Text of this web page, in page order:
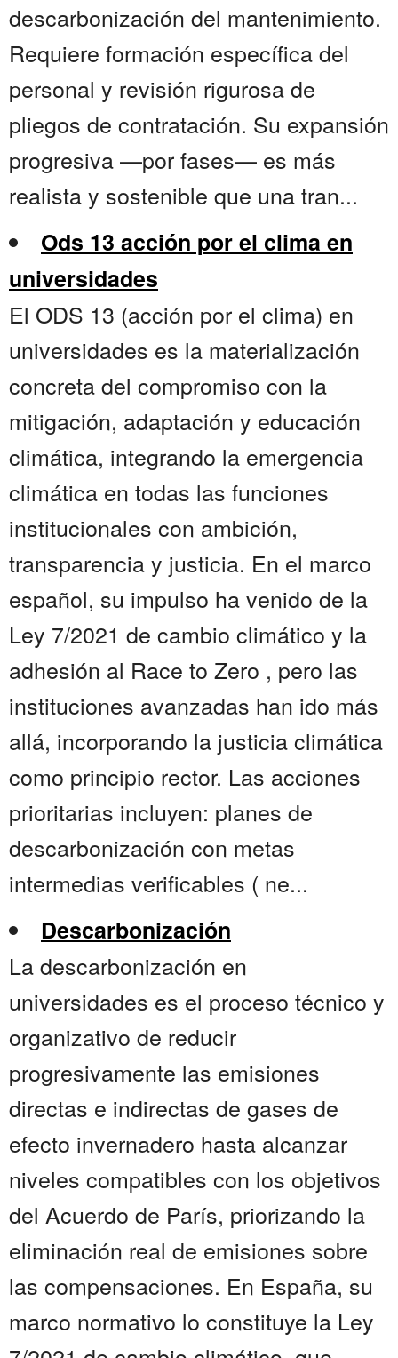
descarbonización del mantenimiento.
Requiere formación específica del
personal y revisión rigurosa de
pliegos de contratación. Su expansión
progresiva —por fases— es más
realista y sostenible que una tran...
Ods 13 acción por el clima en
universidades
El ODS 13 (acción por el clima) en
universidades es la materialización
concreta del compromiso con la
mitigación, adaptación y educación
climática, integrando la emergencia
climática en todas las funciones
institucionales con ambición,
transparencia y justicia. En el marco
español, su impulso ha venido de la
Ley 7/2021 de cambio climático y la
adhesión al Race to Zero , pero las
instituciones avanzadas han ido más
allá, incorporando la justicia climática
como principio rector. Las acciones
prioritarias incluyen: planes de
descarbonización con metas
intermedias verificables ( ne...
Descarbonización
La descarbonización en
universidades es el proceso técnico y
organizativo de reducir
progresivamente las emisiones
directas e indirectas de gases de
efecto invernadero hasta alcanzar
niveles compatibles con los objetivos
del Acuerdo de París, priorizando la
eliminación real de emisiones sobre
las compensaciones. En España, su
marco normativo lo constituye la Ley